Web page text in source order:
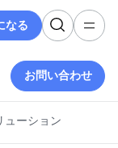
なる
なる
お問い合わせ
お問い合わせ
ューション